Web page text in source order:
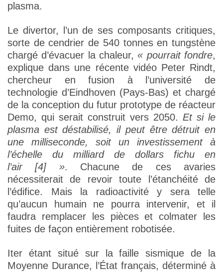
plasma.
Le divertor, l’un de ses composants critiques,
sorte de cendrier de 540 tonnes en tungstène
chargé d’évacuer la chaleur, « pourrait fondre,
explique dans une récente vidéo Peter Rindt,
chercheur en fusion à l’université de
technologie d’Eindhoven (Pays-Bas) et chargé
de la conception du futur prototype de réacteur
Demo, qui serait construit vers 2050. Et si le
plasma est déstabilisé, il peut être détruit en
une milliseconde, soit un investissement à
l’échelle du milliard de dollars fichu en
l’air [4] ». Chacune de ces avaries
nécessiterait de revoir toute l’étanchéité de
l’édifice. Mais la radioactivité y sera telle
qu’aucun humain ne pourra intervenir, et il
faudra remplacer les pièces et colmater les
fuites de façon entièrement robotisée.
Iter étant situé sur la faille sismique de la
Moyenne Durance, l’État français, déterminé à